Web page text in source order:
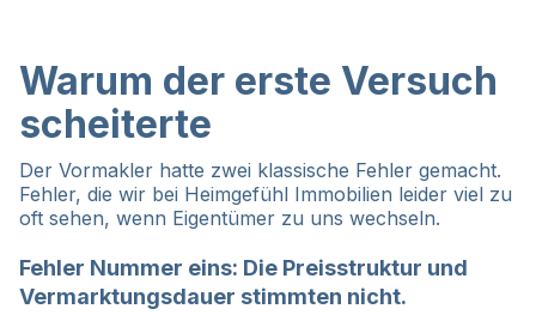
Warum der erste Versuch
scheiterte
Der Vormakler hatte zwei klassische Fehler gemacht.
Fehler, die wir bei Heimgefühl Immobilien leider viel zu
oft sehen, wenn Eigentümer zu uns wechseln.
Fehler Nummer eins: Die Preisstruktur und
Vermarktungsdauer stimmten nicht.